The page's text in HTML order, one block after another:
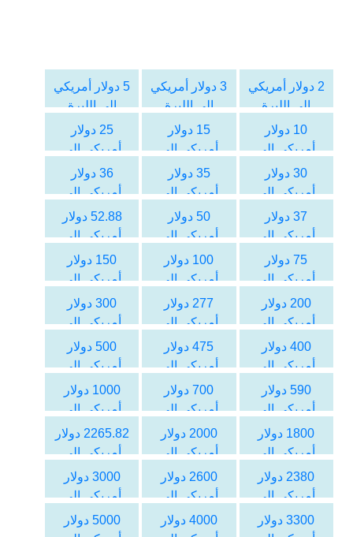
2 دولار أمريكي
الى الليرة
التركية
3 دولار أمريكي
الى الليرة
التركية
5 دولار أمريكي
الى الليرة
التركية
10 دولار
أمريكي الى
الليرة التركية
15 دولار
أمريكي الى
الليرة التركية
25 دولار
أمريكي الى
الليرة التركية
30 دولار
أمريكي الى
الليرة التركية
35 دولار
أمريكي الى
الليرة التركية
36 دولار
أمريكي الى
الليرة التركية
37 دولار
أمريكي الى
الليرة التركية
50 دولار
أمريكي الى
الليرة التركية
52.88 دولار
أمريكي الى
الليرة التركية
75 دولار
أمريكي الى
الليرة التركية
100 دولار
أمريكي الى
الليرة التركية
150 دولار
أمريكي الى
الليرة التركية
200 دولار
أمريكي الى
الليرة التركية
277 دولار
أمريكي الى
الليرة التركية
300 دولار
أمريكي الى
الليرة التركية
400 دولار
أمريكي الى
الليرة التركية
475 دولار
أمريكي الى
الليرة التركية
500 دولار
أمريكي الى
الليرة التركية
590 دولار
أمريكي الى
الليرة التركية
700 دولار
أمريكي الى
الليرة التركية
1000 دولار
أمريكي الى
الليرة التركية
1800 دولار
أمريكي الى
الليرة التركية
2000 دولار
أمريكي الى
الليرة التركية
2265.82 دولار
أمريكي الى
الليرة التركية
2380 دولار
أمريكي الى
الليرة التركية
2600 دولار
أمريكي الى
الليرة التركية
3000 دولار
أمريكي الى
الليرة التركية
3300 دولار
4000 دولار
5000 دولار